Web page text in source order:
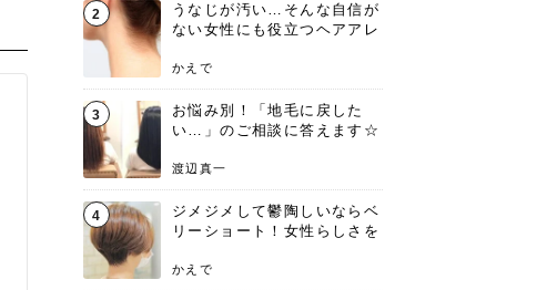
2
うなじが汚い…そんな自信が
ない女性にも役立つヘアアレ
かえで
3
お悩み別！「地毛に戻した
い…」のご相談に答えます☆
渡辺真一
4
ジメジメして鬱陶しいならベ
リーショート！女性らしさを
かえで